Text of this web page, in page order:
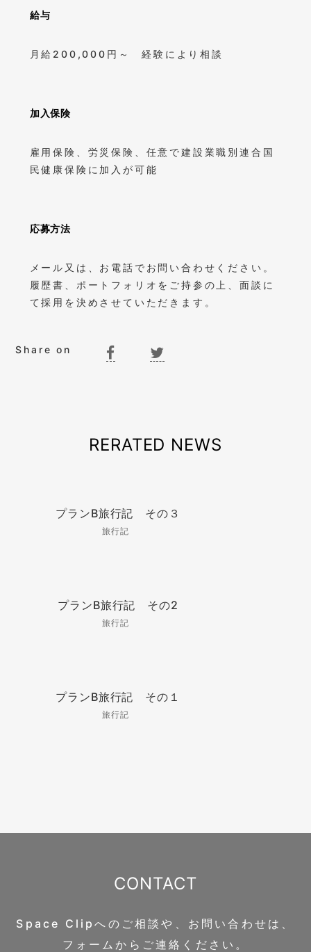
給与
月給200,000円～ 経験により相談
加入保険
雇用保険、労災保険、任意で建設業職別連合国
民健康保険に加入が可能
応募方法
メール又は、お電話でお問い合わせください。
履歴書、ポートフォリオをご持参の上、面談に
て採用を決めさせていただきます。
Share on
RERATED NEWS
プランB旅行記 その３
旅行記
プランB旅行記 その2
旅行記
プランB旅行記 その１
旅行記
CONTACT
Space Clipへのご相談や、お問い合わせは、
フォームからご連絡ください。